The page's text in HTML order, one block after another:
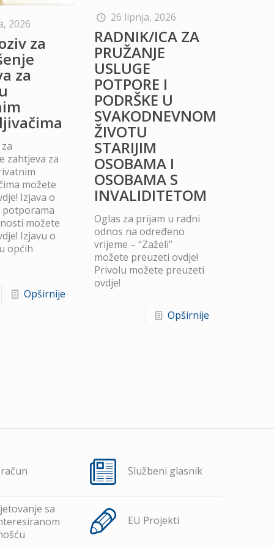
2026
za
za
zahtjeva za
možete
Izjava o
možete
Izjavu o
općih
Opširnije
26 lipnja, 2026
RADNIK/ICA ZA
PRUŽANJE
USLUGE
POTPORE I
PODRŠKE U
SVAKODNEVNOM
ŽIVOTU
STARIJIM
OSOBAMA I
OSOBAMA S
INVALIDITETOM
Oglas za prijam u radni
odnos na određeno
vrijeme – “Zaželi”
možete preuzeti ovdje!
Privolu možete preuzeti
ovdje!
Opširnije
Službeni glasnik
sa
EU Projekti